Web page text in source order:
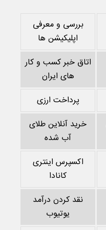
بررسی و معرفی
اپلیکیشن ها
اتاق خبر کسب و کار
های ایران
پرداخت ارزی
خرید آنلاین طلای
آب شده
اکسپرس اینتری
کانادا
نقد کردن درآمد
یوتیوب